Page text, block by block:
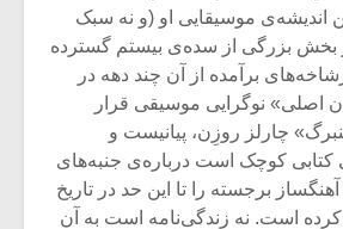
اندیشه‌ی موسیقایی‌ او (و نه سبک
بزرگی از سده‌ی بیستم گسترده‌
برآمده از آن چند دهه در
اصلی» نوگرایی موسیقی قرار
چارلز روزِن، پیانیست و
کتابی کوچک است درباره‌ی جنبه‌های
برجسته را تا این حد در تاریخ
کرده است. نه زندگی‌نامه است به آن